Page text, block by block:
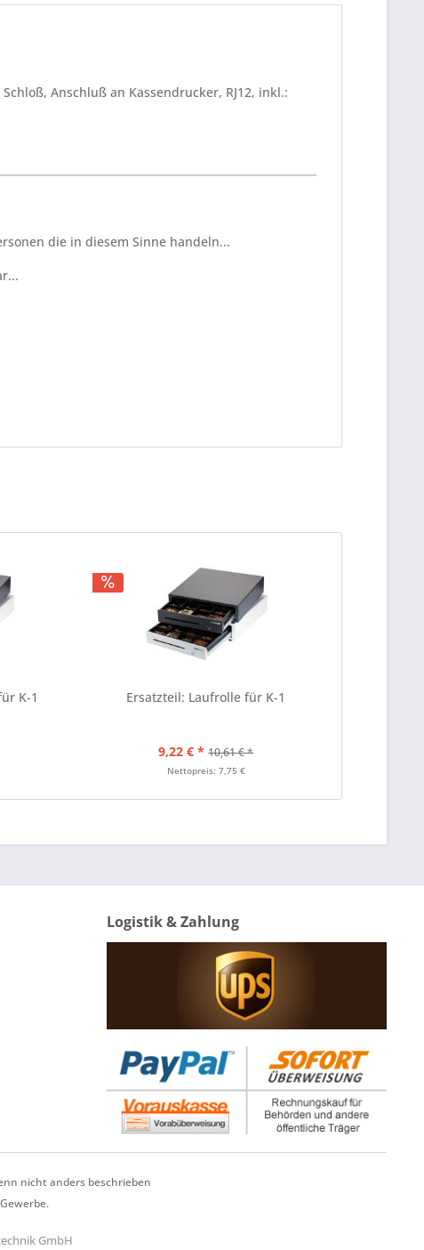
Anschluß an Kassendrucker, RJ12, inkl.:
die in diesem Sinne handeln...
K-1 Ersatzteil: Laufrolle für K-1
9,22 € * 10,61 € *
Nettopreis: 7,75 €
Logistik & Zahlung
nicht anders beschrieben
GmbH